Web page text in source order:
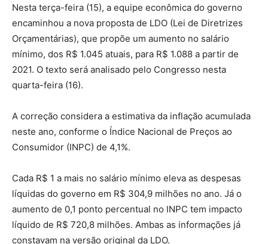
Nesta terça-feira (15), a equipe econômica do governo
encaminhou a nova proposta de LDO (Lei de Diretrizes
Orçamentárias), que propõe um aumento no salário
mínimo, dos R$ 1.045 atuais, para R$ 1.088 a partir de
2021. O texto será analisado pelo Congresso nesta
quarta-feira (16).
A correção considera a estimativa da inflação acumulada
neste ano, conforme o Índice Nacional de Preços ao
Consumidor (INPC) de 4,1%.
Cada R$ 1 a mais no salário mínimo eleva as despesas
líquidas do governo em R$ 304,9 milhões no ano. Já o
aumento de 0,1 ponto percentual no INPC tem impacto
líquido de R$ 720,8 milhões. Ambas as informações já
constavam na versão original da LDO.